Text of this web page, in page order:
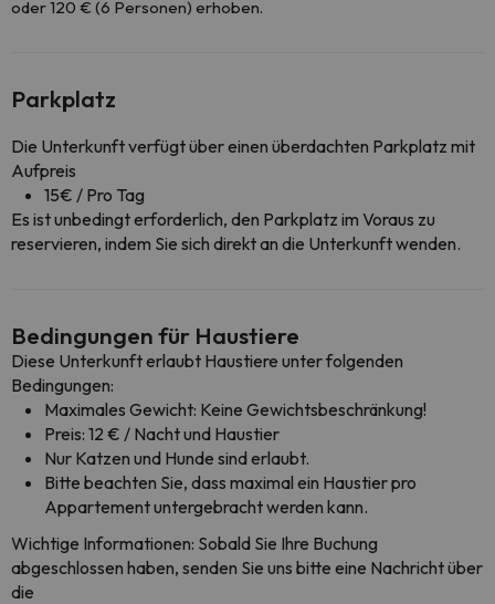
oder 120 € (6 Personen) erhoben.
Parkplatz
Die Unterkunft verfügt über einen überdachten Parkplatz mit
Aufpreis
15€ / Pro Tag
Es ist unbedingt erforderlich, den Parkplatz im Voraus zu
reservieren, indem Sie sich direkt an die Unterkunft wenden.
Bedingungen für Haustiere
Diese Unterkunft erlaubt Haustiere unter folgenden
Bedingungen:
Maximales Gewicht: Keine Gewichtsbeschränkung!
Preis: 12 € / Nacht und Haustier
Nur Katzen und Hunde sind erlaubt.
Bitte beachten Sie, dass maximal ein Haustier pro
Appartement untergebracht werden kann.
Wichtige Informationen: Sobald Sie Ihre Buchung
abgeschlossen haben, senden Sie uns bitte eine Nachricht über
die